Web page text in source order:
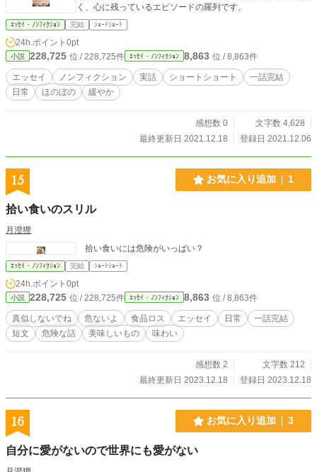
く、心に残っているエピソードの羅列です。
ｴｯｾｲ・ﾉﾝﾌｨｸｼｮﾝ 完結 ｼｮｰﾄｼｮｰﾄ
24h.ポイント 0pt
小説 228,725 位 / 228,725件 ｴｯｾｲ・ﾉﾝﾌｨｸｼｮﾝ 8,863 位 / 8,863件
エッセイ ノンフィクション 実話 ショートショート
一話完結
日常
ほのぼの 緩やか
感想数 0
文字数 4,628
最終更新日 2021.12.18
登録日 2021.12.06
15 お気に入り追加 1
拾い食いのスリル
月澄狸
拾い食いには危険がいっぱい？
ｴｯｾｲ・ﾉﾝﾌｨｸｼｮﾝ 完結 ｼｮｰﾄｼｮｰﾄ
24h.ポイント 0pt
小説 228,725 位 / 228,725件 ｴｯｾｲ・ﾉﾝﾌｨｸｼｮﾝ 8,863 位 / 8,863件
真似しないでね 危ないよ 食品ロス エッセイ 日常
一話完結
短文
危険な話 美味しいもの 味わい
感想数 2
文字数 212
最終更新日 2023.12.18
登録日 2023.12.18
16 お気に入り追加 3
自分に愛がないので世界にも愛がない